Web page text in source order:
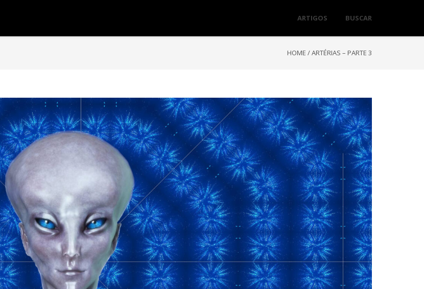
ARTIGOS BUSCAR
HOME /ARTÉRIAS – PARTE 3